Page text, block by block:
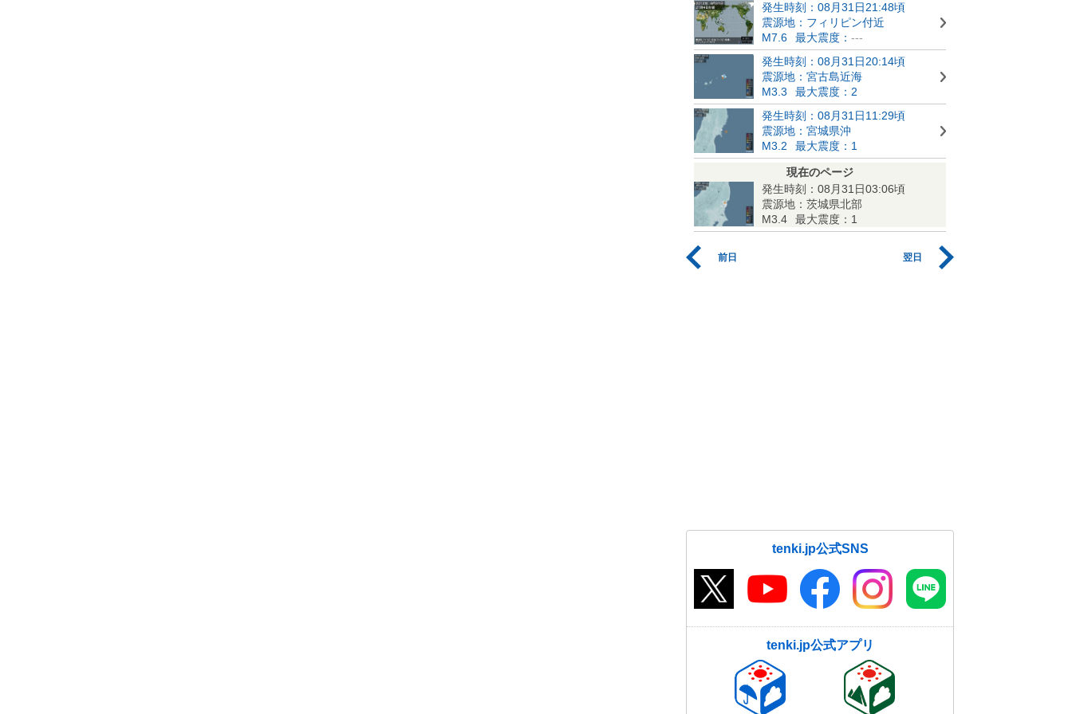
発生時刻：08月31日21:48頃
震源地：フィリピン付近
M7.6
最大震度： ---
発生時刻：08月31日20:14頃
震源地：宮古島近海
M3.3
最大震度：2
発生時刻：08月31日11:29頃
震源地：宮城県沖
M3.2
最大震度：1
現在のページ
発生時刻：08月31日03:06頃
震源地：茨城県北部
M3.4
最大震度：1
前日 翌日
tenki.jp公式SNS
tenki.jp公式アプリ